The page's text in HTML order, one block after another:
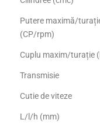
Putere maximă/
(CP/rpm)
Cuplu maxim/turație
Transmisie
Cutie de viteze
L/l/h (mm)